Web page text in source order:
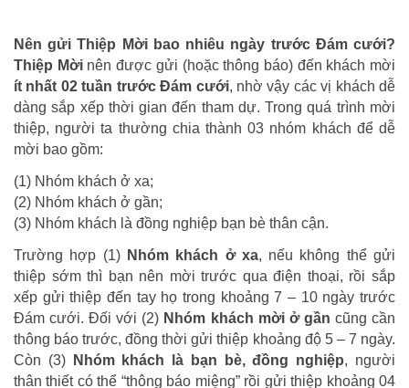
Nên gửi Thiệp Mời bao nhiêu ngày trước Đám cưới?
Thiệp Mờinên được gửi (hoặc thông báo) đến khách mời
ít nhất 02 tuần trước Đám cưới, nhờ vậy các vị khách dễ
dàng sắp xếp thời gian đến tham dự. Trong quá trình mời
thiệp, người ta thường chia thành 03 nhóm khách để dễ
mời bao gồm:
(1) Nhóm khách ở xa;
(2) Nhóm khách ở gần;
(3) Nhóm khách là đồng nghiệp bạn bè thân cận.
Trường hợp (1) Nhóm khách ở xa, nếu không thể gửi
thiệp sớm thì bạn nên mời trước qua điện thoại, rồi sắp
xếp gửi thiệp đến tay họ trong khoảng 7 – 10 ngày trước
Đám cưới. Đối với (2) Nhóm khách mời ở gần cũng cần
thông báo trước, đồng thời gửi thiệp khoảng độ 5 – 7 ngày.
Còn (3)
Nhóm khách là bạn bè, đồng nghiệp, người
thân thiết có thể “thông báo miệng” rồi gửi thiệp khoảng 04